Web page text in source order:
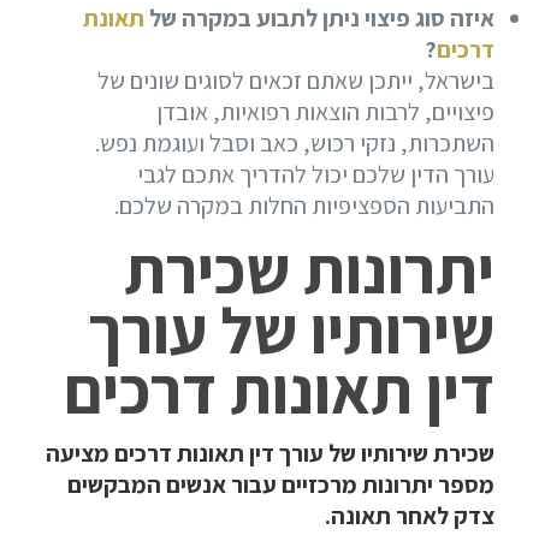
איזה סוג פיצוי ניתן לתבוע במקרה של תאונת
דרכים?
בישראל, ייתכן שאתם זכאים לסוגים שונים של
פיצויים, לרבות הוצאות רפואיות, אובדן
השתכרות, נזקי רכוש, כאב וסבל ועוגמת נפש.
עורך הדין שלכם יכול להדריך אתכם לגבי
התביעות הספציפיות החלות במקרה שלכם.
יתרונות שכירת
שירותיו של עורך
דין תאונות דרכים
שכירת שירותיו של עורך דין תאונות דרכים מציעה
מספר יתרונות מרכזיים עבור אנשים המבקשים
צדק לאחר תאונה.